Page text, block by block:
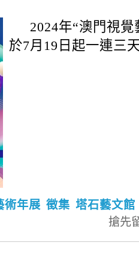
2024年“澳門視
於7月19日起一連
術年展 徵集 塔石藝文館
搶先